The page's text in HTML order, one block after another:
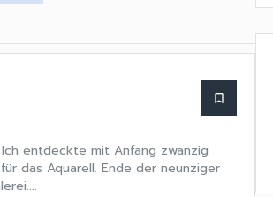
bookmark_border
entdeckte mit Anfang zwanzig
das Aquarell. Ende der neunziger